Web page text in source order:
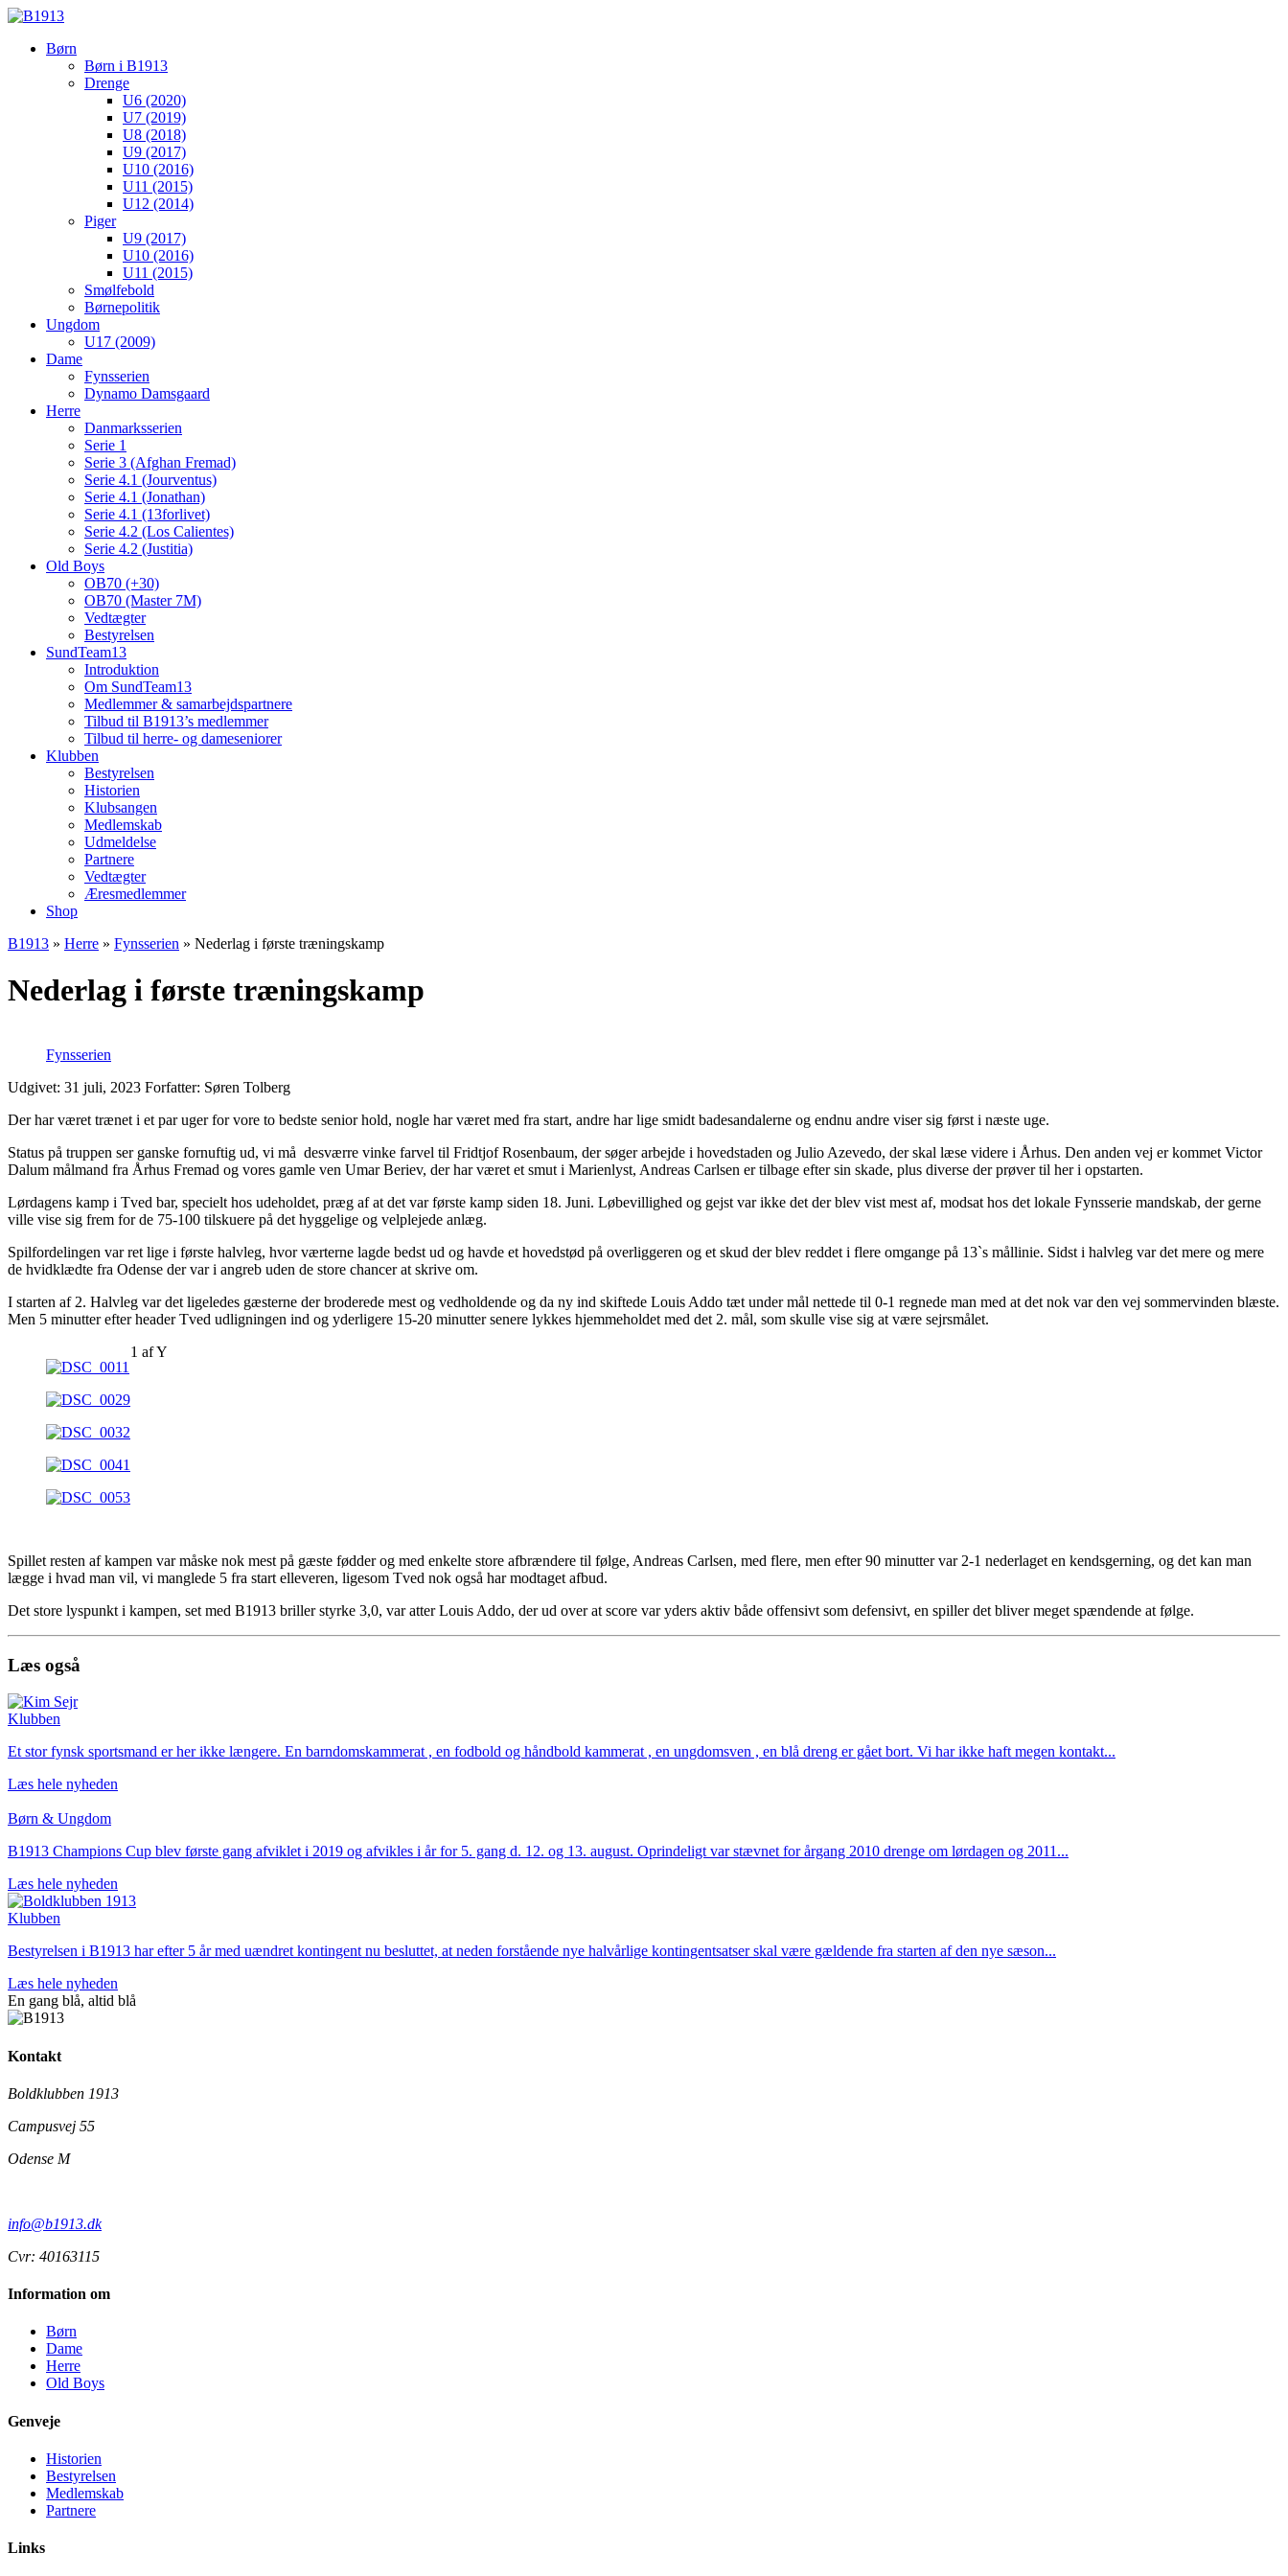
Børn
Børn i B1913
Drenge
U6 (2020)
U7 (2019)
U8 (2018)
U9 (2017)
U10 (2016)
U11 (2015)
U12 (2014)
Piger
U9 (2017)
U10 (2016)
U11 (2015)
Smølfebold
Børnepolitik
Ungdom
U17 (2009)
Dame
Fynsserien
Dynamo Damsgaard
Herre
Danmarksserien
Serie 1
Serie 3 (Afghan Fremad)
Serie 4.1 (Jourventus)
Serie 4.1 (Jonathan)
Serie 4.1 (13forlivet)
Serie 4.2 (Los Calientes)
Serie 4.2 (Justitia)
Old Boys
OB70 (+30)
OB70 (Master 7M)
Vedtægter
Bestyrelsen
SundTeam13
Introduktion
Om SundTeam13
Medlemmer & samarbejdspartnere
Tilbud til B1913’s medlemmer
Tilbud til herre- og dameseniorer
Klubben
Bestyrelsen
Historien
Klubsangen
Medlemskab
Udmeldelse
Partnere
Vedtægter
Æresmedlemmer
Shop
B1913 » Herre » Fynsserien » Nederlag i første træningskamp
Nederlag i første træningskamp
Fynsserien
Udgivet: 31 juli, 2023 Forfatter: Søren Tolberg
Der har været trænet i et par uger for vore to bedste senior hold, nogle har været med fra start, andre har lige smidt badesandalerne og endnu andre viser sig først i næste uge.
Status på truppen ser ganske fornuftig ud, vi må desværre vinke farvel til Fridtjof Rosenbaum, der søger arbejde i hovedstaden og Julio Azevedo, der skal læse videre i Århus. Den anden vej er kommet Victor
Dalum målmand fra Århus Fremad og vores gamle ven Umar Beriev, der har været et smut i Marienlyst, Andreas Carlsen er tilbage efter sin skade, plus diverse der prøver til her i opstarten.
Lørdagens kamp i Tved bar, specielt hos udeholdet, præg af at det var første kamp siden 18. Juni. Løbevillighed og gejst var ikke det der blev vist mest af, modsat hos det lokale Fynsserie mandskab, der gerne
ville vise sig frem for de 75-100 tilskuere på det hyggelige og velplejede anlæg.
Spilfordelingen var ret lige i første halvleg, hvor værterne lagde bedst ud og havde et hovedstød på overliggeren og et skud der blev reddet i flere omgange på 13`s mållinie. Sidst i halvleg var det mere og mere
de hvidklædte fra Odense der var i angreb uden de store chancer at skrive om.
I starten af 2. Halvleg var det ligeledes gæsterne der broderede mest og vedholdende og da ny ind skiftede Louis Addo tæt under mål nettede til 0-1 regnede man med at det nok var den vej sommervinden blæste.
Men 5 minutter efter header Tved udligningen ind og yderligere 15-20 minutter senere lykkes hjemmeholdet med det 2. mål, som skulle vise sig at være sejrsmålet.
1 afY
Spillet resten af kampen var måske nok mest på gæste fødder og med enkelte store afbrændere til følge, Andreas Carlsen, med flere, men efter 90 minutter var 2-1 nederlaget en kendsgerning, og det kan man
lægge i hvad man vil, vi manglede 5 fra start elleveren, ligesom Tved nok også har modtaget afbud.
Det store lyspunkt i kampen, set med B1913 briller styrke 3,0, var atter Louis Addo, der ud over at score var yders aktiv både offensivt som defensivt, en spiller det bliver meget spændende at følge.
Læs også
Klubben
Et stor fynsk sportsmand er her ikke længere. En barndomskammerat , en fodbold og håndbold kammerat , en ungdomsven , en blå dreng er gået bort. Vi har ikke haft megen kontakt...
Læs hele nyheden
Børn & Ungdom
B1913 Champions Cup blev første gang afviklet i 2019 og afvikles i år for 5. gang d. 12. og 13. august. Oprindeligt var stævnet for årgang 2010 drenge om lørdagen og 2011...
Læs hele nyheden
Klubben
Bestyrelsen i B1913 har efter 5 år med uændret kontingent nu besluttet, at neden forstående nye halvårlige kontingentsatser skal være gældende fra starten af den nye sæson...
Læs hele nyheden
En gang blå, altid blå
Kontakt
Boldklubben 1913
Campusvej 55
Odense M
info@b1913.dk
Cvr: 40163115
Information om
Børn
Dame
Herre
Old Boys
Genveje
Historien
Bestyrelsen
Medlemskab
Partnere
Links